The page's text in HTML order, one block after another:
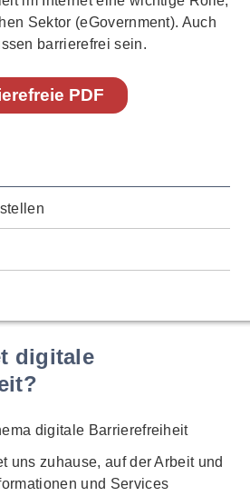
Sektor (eGovernment). Auch
barrierefrei sein.
PDF
digitale
uns zuhause, auf der Arbeit und
und Services